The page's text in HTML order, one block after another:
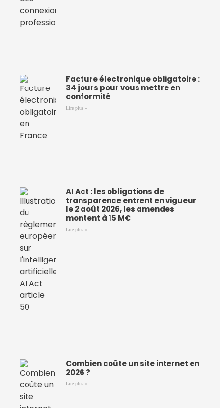
Facture électronique obligatoire :
34 jours pour vous mettre en
conformité
Lire plus »
AI Act : les obligations de
transparence entrent en vigueur
le 2 août 2026, les amendes
montent à 15 M€
Lire plus »
Combien coûte un site internet en
2026 ?
Lire plus »